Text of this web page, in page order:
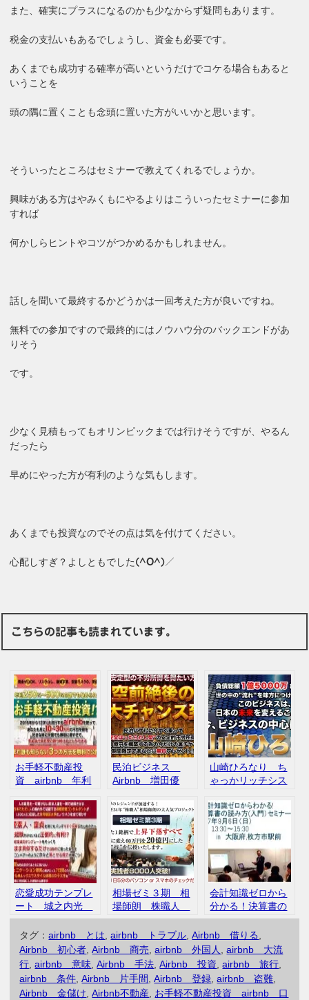
また、確実にプラスになるのかも少なからず疑問もあります。
税金の支払いもあるでしょうし、資金も必要です。
あくまでも成功する確率が高いというだけでコケる場合もあると
いうことを
頭の隅に置くことも念頭に置いた方がいいかと思います。
そういったところはセミナーで教えてくれるでしょうか。
興味がある方はやみくもにやるよりはこういったセミナーに参加
すれば
何かしらヒントやコツがつかめるかもしれません。
話しを聞いて最終するかどうかは一回考えた方が良いですね。
無料での参加ですので最終的にはノウハウ分のバックエンドがあ
りそう
です。
少なく見積もってもオリンピックまでは行けそうですが、やるん
だったら
早めにやった方が有利のような気もします。
あくまでも投資なのでその点は気を付けてください。
心配しすぎ？よしともでした (^O^)／
こちらの記事も読まれています。
お手軽不動産投
資 airbnb 年利
入 口コミ 評判
民泊ビジネス
Airbnb 増田優
ー 無料オファ
ー 内容 評判
山崎ひろなり ち
ゃっかリッチシス
恋愛成功テンプレ
ート 城之内光
株式会社バリュー
イレブン 評判
口コミ 内容 ス
キルアップアフィ
リエイトセンタ
ー
相場ゼミ３期 相
場師朗 株職人
セミナー 評判
口コミ
会計知識ゼロから
分かる！決算書の
読み方〈入門）セ
ミナー
タグ：airbnb とは ,airbnb トラブル ,Airbnb 借りる
Airbnb 初心者 ,Airbnb 商売 ,airbnb 外国人 ,airbnb 大流
行 ,airbnb 意味 ,Airbnb 手法 ,Airbnb 投資 ,airbnb 旅行
airbnb 条件 ,Airbnb 片手間 ,Airbnb 登録 ,airbnb 盗難
Airbnb 金儲け ,Airbnb不動産 お手軽不動産投資 airbnb 口